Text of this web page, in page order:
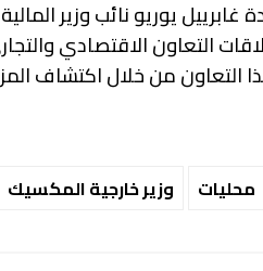
غابرييل يوريو نائب وزير
التعاون الاقتصادي
التعاون من خلال اكتشاف
محليات وزير خارجية المكسيك